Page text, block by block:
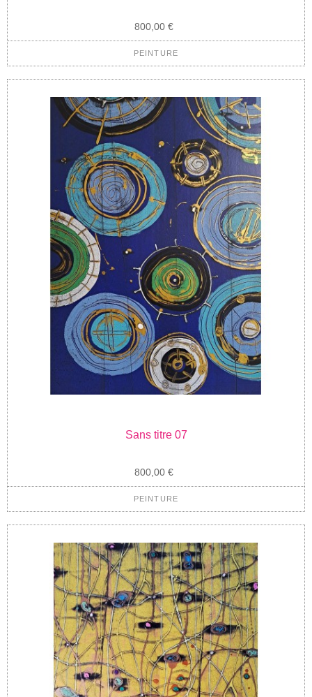
800,00 €
PEINTURE
Sans titre 07
800,00 €
PEINTURE